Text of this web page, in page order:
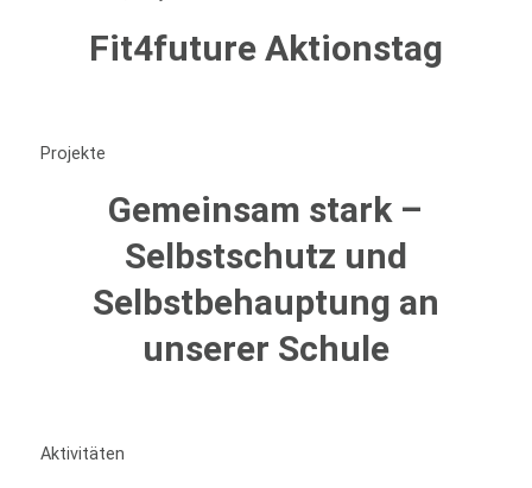
Fit4future Aktionstag
Projekte
Gemeinsam stark –
Selbstschutz und
Selbstbehauptung an
unserer Schule
Aktivitäten